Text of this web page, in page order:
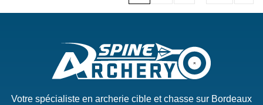
Votre spécialiste en archerie cible et chasse sur Bordeaux